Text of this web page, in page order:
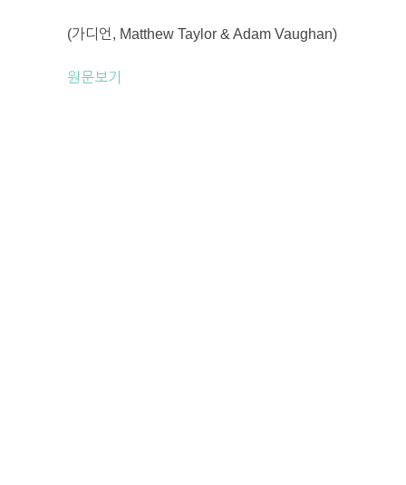
(가디언, Matthew Taylor & Adam Vaughan)
원문보기